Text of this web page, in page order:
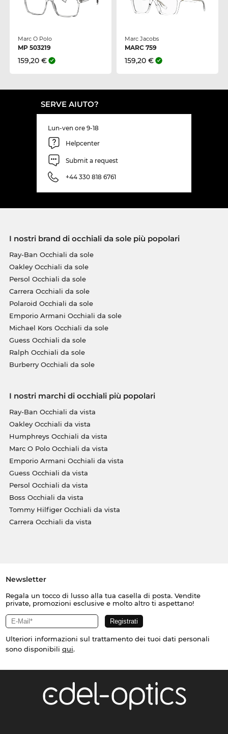
Marc O Polo
MP 503219
159,20 €
Marc Jacobs
MARC 759
159,20 €
SERVE AIUTO?
Lun-ven ore 9-18
Helpcenter
Submit a request
+44 330 818 6761
I nostri brand di occhiali da sole più popolari
Ray-Ban Occhiali da sole
Oakley Occhiali da sole
Persol Occhiali da sole
Carrera Occhiali da sole
Polaroid Occhiali da sole
Emporio Armani Occhiali da sole
Michael Kors Occhiali da sole
Guess Occhiali da sole
Ralph Occhiali da sole
Burberry Occhiali da sole
I nostri marchi di occhiali più popolari
Ray-Ban Occhiali da vista
Oakley Occhiali da vista
Humphreys Occhiali da vista
Marc O Polo Occhiali da vista
Emporio Armani Occhiali da vista
Guess Occhiali da vista
Persol Occhiali da vista
Boss Occhiali da vista
Tommy Hilfiger Occhiali da vista
Carrera Occhiali da vista
Newsletter
Regala un tocco di lusso alla tua casella di posta. Vendite
private, promozioni esclusive e molto altro ti aspettano!
Ulteriori informazioni sul trattamento dei tuoi dati personali
sono disponibili qui.